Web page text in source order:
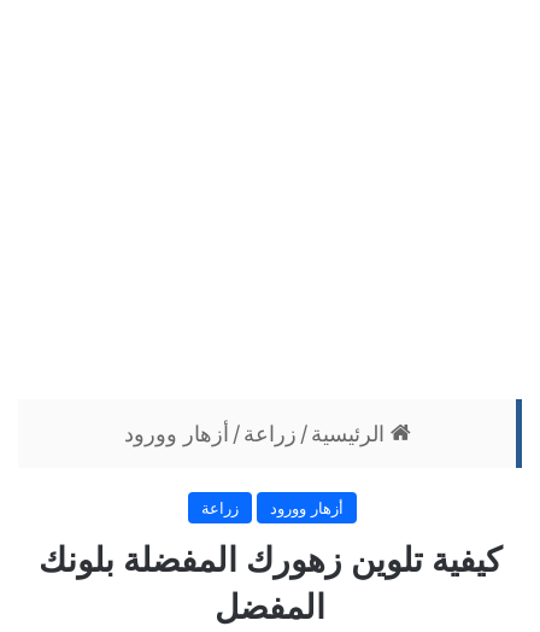
الرئيسية / زراعة / أزهار وورود
أزهار وورود زراعة
كيفية تلوين زهورك المفضلة بلونك
المفضل